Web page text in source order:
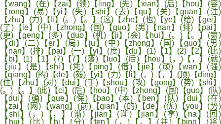
【wang】(在)【zai】(领)【ling】(先)【xian】(后)【hou】(容)
【rong】(易)【yi】(失)【shi】(去)【qu】(关)【guan】(注)
【zhu】(力)【li】(。)【。】(这)【zhe】(也)【ye】(给)【gei】
(了)【le】(中)【zhong】(国)【guo】(男)【nan】(排)【pai】
(更)【geng】(多)【duo】(机)【ji】(会)【hui】(。)【。】(第)
【di】(二)【er】(局)【ju】(中)【zhong】(国)【guo】(男)
【nan】(排)【pai】(一)【yi】(度)【du】(1)【1】(2)【2】(比)
【bi】(1)【1】(7)【7】(落)【luo】(后)【hou】(，)【，】(就)
【jiu】(是)【shi】(凭)【ping】(借)【jie】(顽)【wan】(强)
【qiang】(的)【de】(毅)【yi】(力)【li】(，)【，】(顶)【ding】
(住)【zhu】(对)【dui】(手)【shou】(攻)【gong】(势)【shi】
(。)【。】(此)【ci】(后)【hou】(中)【zhong】(国)【guo】(队)
【dui】(确)【que】(保)【bao】(本)【ben】(队)【dui】(在)
【zai】(网)【wang】(前)【qian】(的)【de】(优)【you】(势)
【shi】(，)【，】(渐)【jian】(渐)【jian】(拿)【na】(回)
【hui】(比)【bi】(分)【fen】(，)【，】(并)【bing】(将)